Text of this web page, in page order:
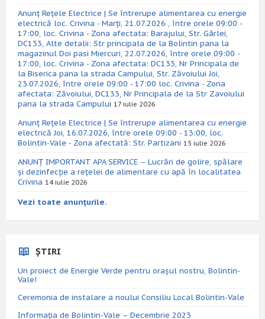
Anunț Rețele Electrice | Se întrerupe alimentarea cu energie
electrică loc. Crivina - Marți, 21.07.2026 , între orele 09:00 -
17:00, loc. Crivina - Zona afectata: Barajului, Str. Gârlei,
DC133, Alte detalii: Str principala de la Bolintin pana la
magazinul Doi pasi Miercuri, 22.07.2026, între orele 09:00 -
17:00, loc. Crivina - Zona afectata: DC133, Nr Principala de
la Biserica pana la strada Campului, Str. Zăvoiului Joi,
23.07.2026, între orele 09:00 - 17:00 loc. Crivina - Zona
afectata: Zăvoiului, DC133, Nr Principala de la Str Zavoiului
pana la strada Campului 17 iulie 2026
Anunț Rețele Electrice | Se întrerupe alimentarea cu energie
electrică Joi, 16.07.2026, între orele 09:00 - 13:00, loc.
Bolintin-Vale - Zona afectată: Str. Partizani 15 iulie 2026
ANUNȚ IMPORTANT APA SERVICE – Lucrări de golire, spălare
și dezinfecție a rețelei de alimentare cu apă în localitatea
Crivina 14 iulie 2026
Vezi toate anunțurile.
ȘTIRI
Un proiect de Energie Verde pentru orașul nostru, Bolintin-
Vale!
Ceremonia de instalare a noului Consiliu Local Bolintin-Vale
Informația de Bolintin-Vale – Decembrie 2023